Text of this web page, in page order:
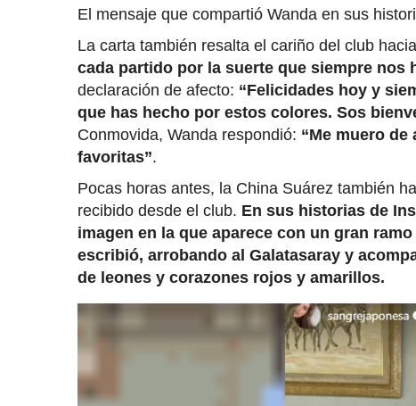
El mensaje que compartió Wanda en sus
La carta también resalta el cariño del club
cada partido por la suerte que siempre nos
declaración de afecto: “Felicidades hoy y
que has hecho por estos colores. Sos
Conmovida, Wanda respondió: “Me muero
favoritas”.
Pocas horas antes, la China Suárez también
recibido desde el club. En sus historias de
imagen en la que aparece con un gran
escribió, arrobando al Galatasaray y
de leones y corazones rojos y amarillos.